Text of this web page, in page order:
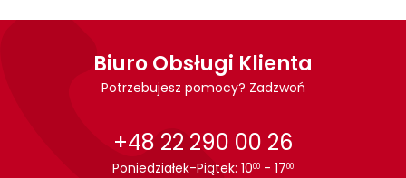
Biuro Obsługi Klienta
Potrzebujesz pomocy? Zadzwoń
+48 22 290 00 26
Poniedziałek-Piątek: 1000 - 1700